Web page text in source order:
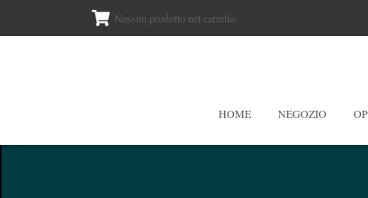
Nessun prodotto nel carrello.
HOME NEGOZIO